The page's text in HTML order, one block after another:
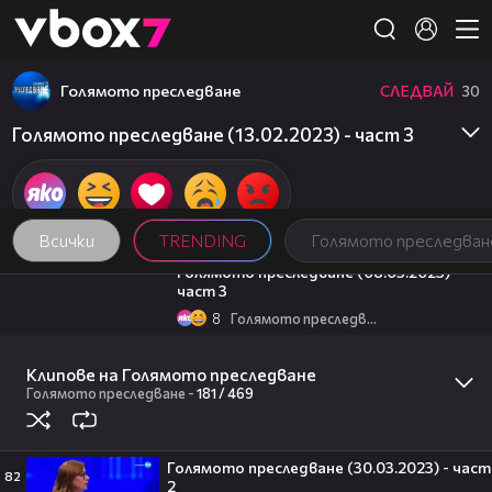
👾
Клипове на Голямото преследване
Голямото преследване -181 /469
82
Голямото преследване (30.03.2023) - част
2
Всички TRENDING Голямото
Голямото преследване СЛЕДВАЙ 30
Голямото преследване (13.02.2023) - част 3
09:13
Голямото преследване (08.05.2023) -
част 3
8 Голямото преследване
част 2
4
09:32
тийнейджъри е имало и момичета